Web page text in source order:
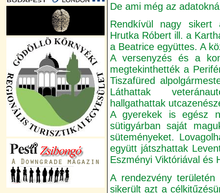
De ami még az
Rendkívül nagy sikert
Hrutka Róbert ill. a
a Beatrice együttes. A
A versenyzés és a
megtekinthették a
Tiszafüred
Láthattak
hallgathattak
A gyerekek is egész
sütigyárban saját
süteményeket.
együtt játszhattak
Eszményi Viktóriával és
A rendezvény
sikerült azt a